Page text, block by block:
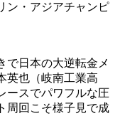
ン・アジアチャンピ
で日本の大逆転金メ
英也（岐南工業高
ースでパワフルな圧
周回こそ様子見で成